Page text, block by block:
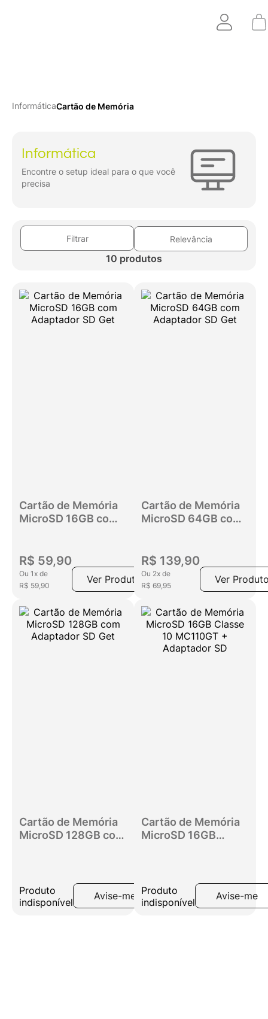
InformáticaCartão de Memória
Informática
Encontre o setup ideal para o que você
precisa
Filtrar Relevância
10 produtos
Cartão de Memória
MicroSD 16GB com
R$ 59,90
Ou 1x de
R$ 59,90
Ver Produto
Cartão de Memória
MicroSD 64GB com
R$ 139,90
Ou 2x de
R$ 69,95
Ver
Cartão de Memória
MicroSD 128GB com
Produto
indisponível
Avise-me
Cartão de Memória
MicroSD 16GB
Produto
indisponível
Avise-me